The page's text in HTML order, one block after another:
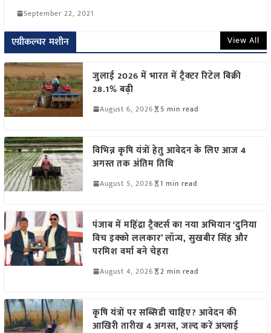
September 22, 2021
एग्रीकल्चर मशीन View All
जुलाई 2026 में भारत में ट्रैक्टर रिटेल बिक्री
28.1% बढ़ी
August 6, 2026 5 min read
विभिन्न कृषि यंत्रों हेतु आवेदन के लिए आज 4
अगस्त तक अंतिम तिथि
August 5, 2026 1 min read
पंजाब में महिंद्रा ट्रैक्टर्स का नया अभियान ‘दुनिया
विच इक्को ललकार’ लॉन्च, सुखबीर सिंह और
परमिश वर्मा बने चेहरा
August 4, 2026 2 min read
कृषि यंत्रों पर सब्सिडी चाहिए? आवेदन की
आखिरी तारीख 4 अगस्त, जल्द करें अप्लाई